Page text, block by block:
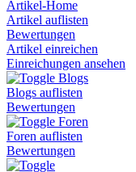
Artikel-Home
Artikel auflisten
Bewertungen
Artikel einreichen
Einreichungen ansehen
Blogs
Blogs auflisten
Bewertungen
Foren
Foren auflisten
Bewertungen